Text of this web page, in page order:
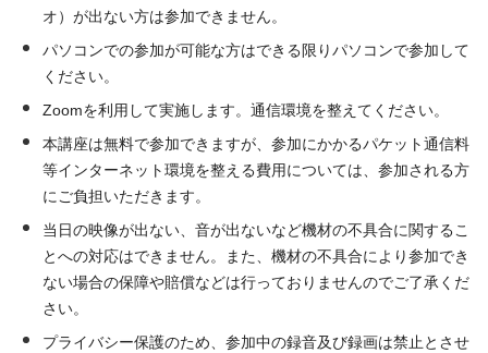
オ）が出ない方は参加できません。
パソコンでの参加が可能な方はできる限りパソコンで参加して
ください。
Zoomを利用して実施します。通信環境を整えてください。
本講座は無料で参加できますが、参加にかかるパケット通信料
等インターネット環境を整える費用については、参加される方
にご負担いただきます。
当日の映像が出ない、音が出ないなど機材の不具合に関するこ
とへの対応はできません。また、機材の不具合により参加でき
ない場合の保障や賠償などは行っておりませんのでご了承くだ
さい。
プライバシー保護のため、参加中の録音及び録画は禁止とさせ